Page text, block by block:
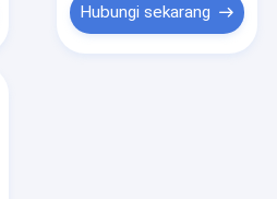
Hubungi sekarang